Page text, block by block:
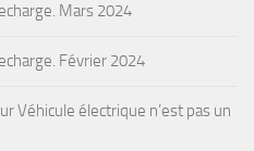
Mars 2024
Février 2024
Véhicule électrique n’est pas un